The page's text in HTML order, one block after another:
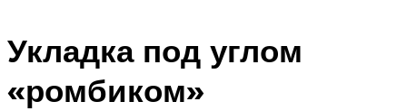
Укладка под углом
«ромбиком»